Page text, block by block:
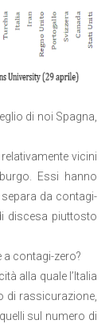
di noi Spagna,
vicini
Essi hanno
da contagi-
discesa piuttosto
contagi-zero?
alla quale l’Italia
di rassicurazione,
sul numero di